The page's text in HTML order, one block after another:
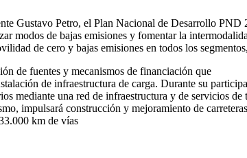
Gustavo Petro, el Plan Nacional de Desarrollo
modos de bajas emisiones y fomentar la
de cero y bajas emisiones en todos los
de fuentes y mecanismos de financiación que
de infraestructura de carga. Durante su
mediante una red de infraestructura y de servicios
impulsará construcción y mejoramiento de
km de vías